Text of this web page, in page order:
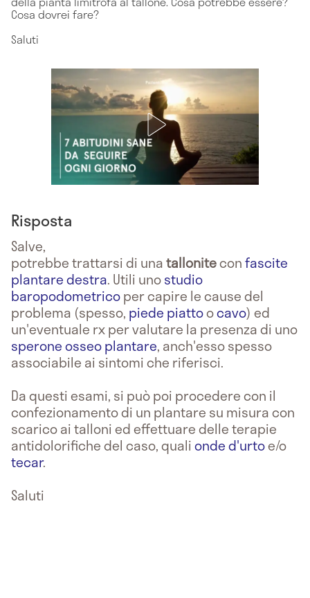
Cosa dovrei fare?
Saluti
Risposta
Salve,
potrebbe trattarsi di unatalloniteconfascite
plantare destra. Utili unostudio
baropodometricoper capire le cause del
problema (spesso, piede piattoocavo) ed
un'eventuale rx per valutare la presenza di uno
sperone osseo plantare, anch'esso spesso
associabile ai sintomi che riferisci.
Da questi esami, si può poi procedere con il
confezionamento di un plantare su misura con
scarico ai talloni ed effettuare delle terapie
antidolorifiche del caso, qualionde d'urtoe/o
tecar.
Saluti